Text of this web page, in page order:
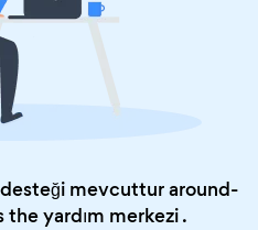
mevcuttur around-
theyardım merkezi.